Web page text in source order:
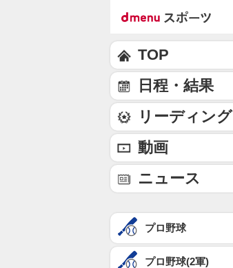
TOP
日程・結果
リーディング
動画
ニュース
プロ野球
プロ野球(2軍)